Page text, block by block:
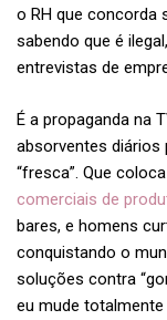
o RH que concorda
sabendo que é
entrevistas de
É a propaganda na
absorventes diários
“fresca”. Que
comerciais de
bares, e homens
conquistando o
soluções contra
eu mude